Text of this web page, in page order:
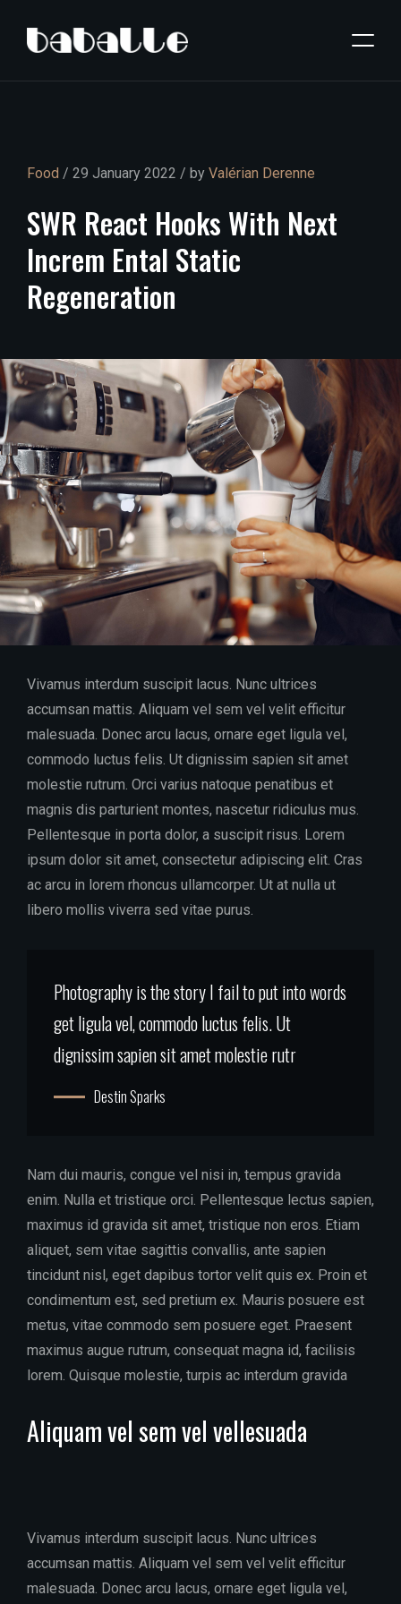
Food / 29 January 2022 / by Valérian Derenne
SWR React Hooks With Next
Increm Ental Static
Regeneration
Vivamus interdum suscipit lacus. Nunc ultrices
accumsan mattis. Aliquam vel sem vel velit efficitur
malesuada. Donec arcu lacus, ornare eget ligula vel,
commodo luctus felis. Ut dignissim sapien sit amet
molestie rutrum. Orci varius natoque penatibus et
magnis dis parturient montes, nascetur ridiculus mus.
Pellentesque in porta dolor, a suscipit risus. Lorem
ipsum dolor sit amet, consectetur adipiscing elit. Cras
ac arcu in lorem rhoncus ullamcorper. Ut at nulla ut
libero mollis viverra sed vitae purus.
Photography is the story I fail to put into words
get ligula vel, commodo luctus felis. Ut
dignissim sapien sit amet molestie rutr
Destin Sparks
Nam dui mauris, congue vel nisi in, tempus gravida
enim. Nulla et tristique orci. Pellentesque lectus sapien,
maximus id gravida sit amet, tristique non eros. Etiam
aliquet, sem vitae sagittis convallis, ante sapien
tincidunt nisl, eget dapibus tortor velit quis ex. Proin et
condimentum est, sed pretium ex. Mauris posuere est
metus, vitae commodo sem posuere eget. Praesent
maximus augue rutrum, consequat magna id, facilisis
lorem. Quisque molestie, turpis ac interdum gravida
Aliquam vel sem vel vellesuada
Vivamus interdum suscipit lacus. Nunc ultrices
accumsan mattis. Aliquam vel sem vel velit efficitur
malesuada. Donec arcu lacus, ornare eget ligula vel,